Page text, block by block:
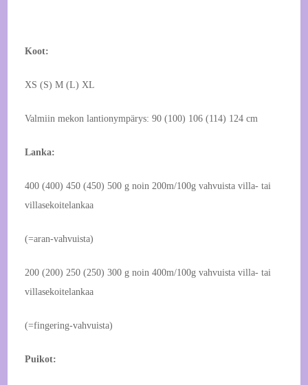
Koot:
XS (S) M (L) XL
Valmiin mekon lantionympärys: 90 (100) 106 (114) 124 cm
Lanka:
400 (400) 450 (450) 500 g noin 200m/100g vahvuista villa- tai
villasekoitelankaa
(=aran-vahvuista)
200 (200) 250 (250) 300 g noin 400m/100g vahvuista villa- tai
villasekoitelankaa
(=fingering-vahvuista)
Puikot: